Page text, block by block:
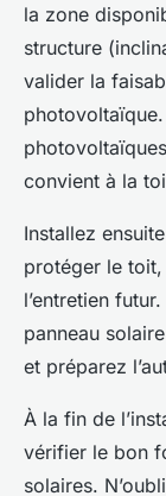
la zone
structure
valider la
convient à la
Installez
protéger le
l’entretien
panneau
et préparez
À la fin de
vérifier le bon
solaires.